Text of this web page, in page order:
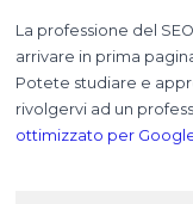
La professione del
arrivare in prima
Potete studiare e
rivolgervi ad un
ottimizzato per